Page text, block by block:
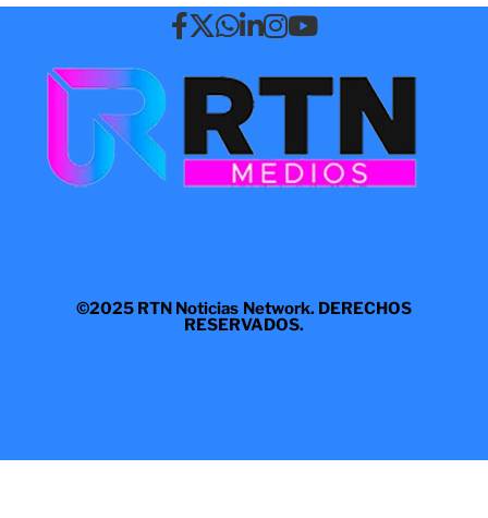
©2025 RTN Noticias Network. DERECHOS
RESERVADOS.